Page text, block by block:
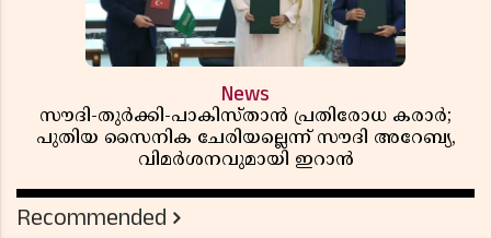
News
സൗദി-തുർക്കി-പാകിസ്താൻ പ്രതിരോധ കരാർ;
പുതിയ സൈനിക ചേരിയല്ലെന്ന് സൗദി അറേബ്യ,
വിമർശനവുമായി ഇറാൻ
Recommended